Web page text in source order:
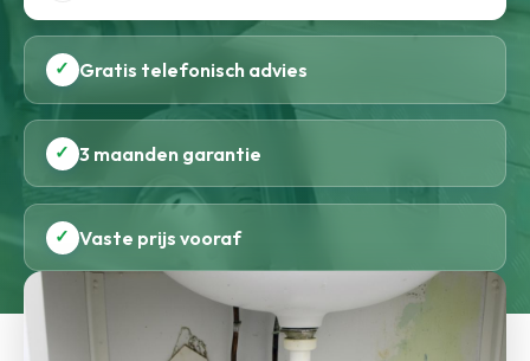
✓ Gratis telefonisch advies
✓ 3 maanden garantie
✓ Vaste prijs vooraf